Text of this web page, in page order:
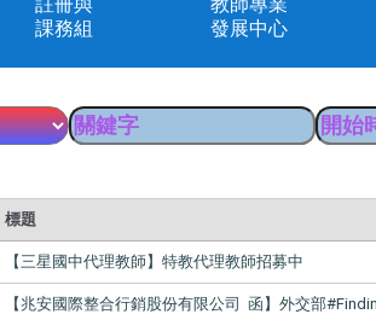
課務組
發展中心
標題
【三星國中代理教師】特教代理教師招募中
【兆安國際整合行銷股份有限公司 函】外交部